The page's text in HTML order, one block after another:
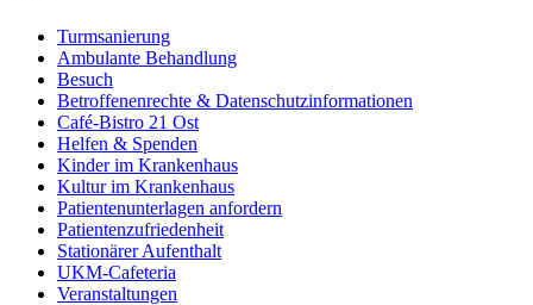
Turmsanierung
Ambulante Behandlung
Besuch
Betroffenenrechte & Datenschutzinformationen
Café-Bistro 21 Ost
Helfen & Spenden
Kinder im Krankenhaus
Kultur im Krankenhaus
Patientenunterlagen anfordern
Patientenzufriedenheit
Stationärer Aufenthalt
UKM-Cafeteria
Veranstaltungen